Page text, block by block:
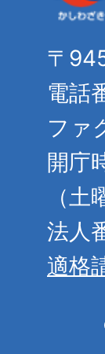
〒
電話
ファ
開庁
（
法人
適格